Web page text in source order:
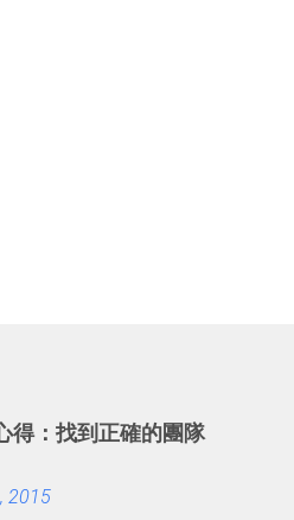
得：找到正確的團隊
2015